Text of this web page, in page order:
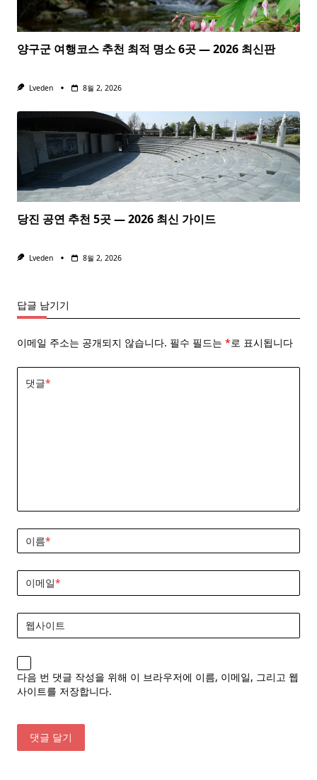
양구군 여행코스 추천 최적 명소 6곳 — 2026 최신판
Lveden 8월 2, 2026
당진 공연 추천 5곳 — 2026 최신 가이드
Lveden 8월 2, 2026
답글 남기기
이메일 주소는 공개되지 않습니다. 필수 필드는 *로 표시됩니다
댓글*
이름*
이메일*
웹사이트
다음 번 댓글 작성을 위해 이 브라우저에 이름, 이메일, 그리고 웹
사이트를 저장합니다.